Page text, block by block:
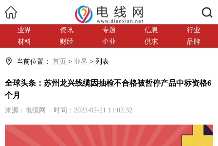
业界 资讯 专题 信息
行业
材料
财经 企业 供求 品牌
当前位置： 首页 > 业界 > 列表
全球头条：苏州龙兴线缆因抽检不合格被暂停产品中标资格6
个月
来源：电缆网 时间：2023-02-21 11:02:32